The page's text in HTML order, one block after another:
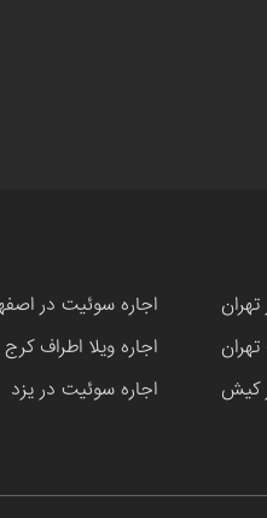
اجاره سوئیت در
اجاره ویلا اطراف کرج
کیش اجاره سوئیت در یزد